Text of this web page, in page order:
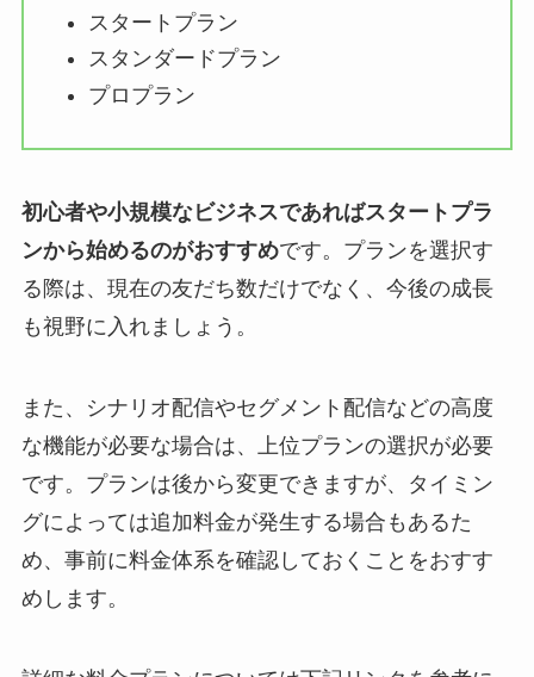
スタートプラン
スタンダードプラン
プロプラン
初心者や小規模なビジネスであればスタートプラ
ンから始めるのがおすすめです。プランを選択す
る際は、現在の友だち数だけでなく、今後の成長
も視野に入れましょう。
また、シナリオ配信やセグメント配信などの高度
な機能が必要な場合は、上位プランの選択が必要
です。プランは後から変更できますが、タイミン
グによっては追加料金が発生する場合もあるた
め、事前に料金体系を確認しておくことをおすす
めします。